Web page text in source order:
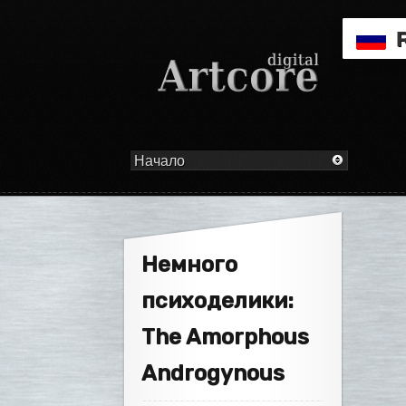
Немного
психоделики:
The Amorphous
Androgynous